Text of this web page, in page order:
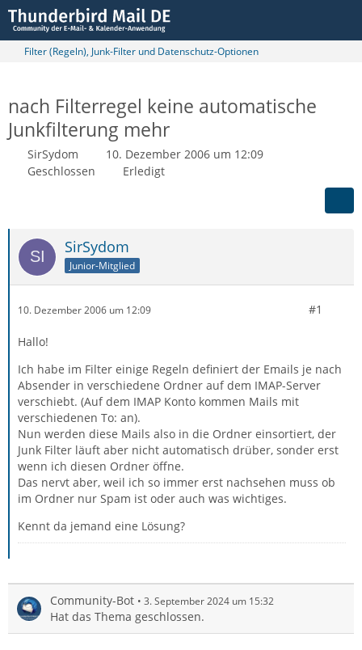
Filter (Regeln), Junk-Filter und Datenschutz-Optionen
nach Filterregel keine automatische
Junkfilterung mehr
SirSydom
10. Dezember 2006 um 12:09
Geschlossen
Erledigt
SirSydom
Junior-Mitglied
10. Dezember 2006 um 12:09 #1
Hallo!
Ich habe im Filter einige Regeln definiert der Emails je nach
Absender in verschiedene Ordner auf dem IMAP-Server
verschiebt. (Auf dem IMAP Konto kommen Mails mit
verschiedenen To: an).
Nun werden diese Mails also in die Ordner einsortiert, der
Junk Filter läuft aber nicht automatisch drüber, sonder erst
wenn ich diesen Ordner öffne.
Das nervt aber, weil ich so immer erst nachsehen muss ob
im Ordner nur Spam ist oder auch was wichtiges.
Kennt da jemand eine Lösung?
Community-Bot 3. September 2024 um 15:32
Hat das Thema geschlossen.